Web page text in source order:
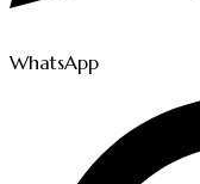
WhatsApp